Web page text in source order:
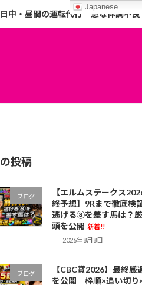
中・昼間の運転代行｜急な体調不
投稿
ブログ
【エルムステークス
終予想】9Rまで徹底検
逃げる⑧を差す馬は？
頭を公開 新着!!
2026年8月8日
ブログ
【CBC賞2026】最終厳
を公開｜枠順×追い切り
Japanese